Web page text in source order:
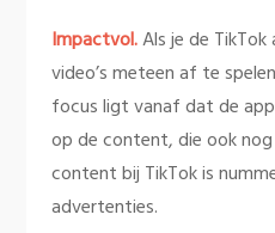
Impactvol.Als je de TikTok
video’s meteen af te
focus ligt vanaf dat de
op de content, die ook
content bij TikTok is
advertenties.